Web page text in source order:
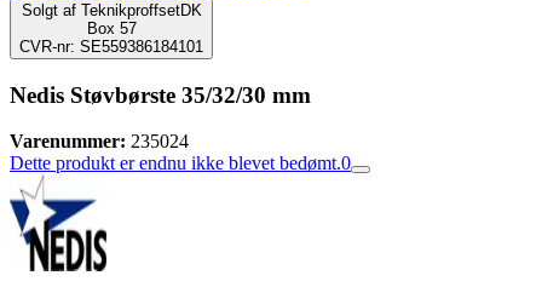
Solgt af TeknikproffsetDK
Box 57
CVR-nr: SE559386184101
Nedis Støvbørste 35/32/30 mm
Varenummer: 235024
Dette produkt er endnu ikke blevet bedømt.0